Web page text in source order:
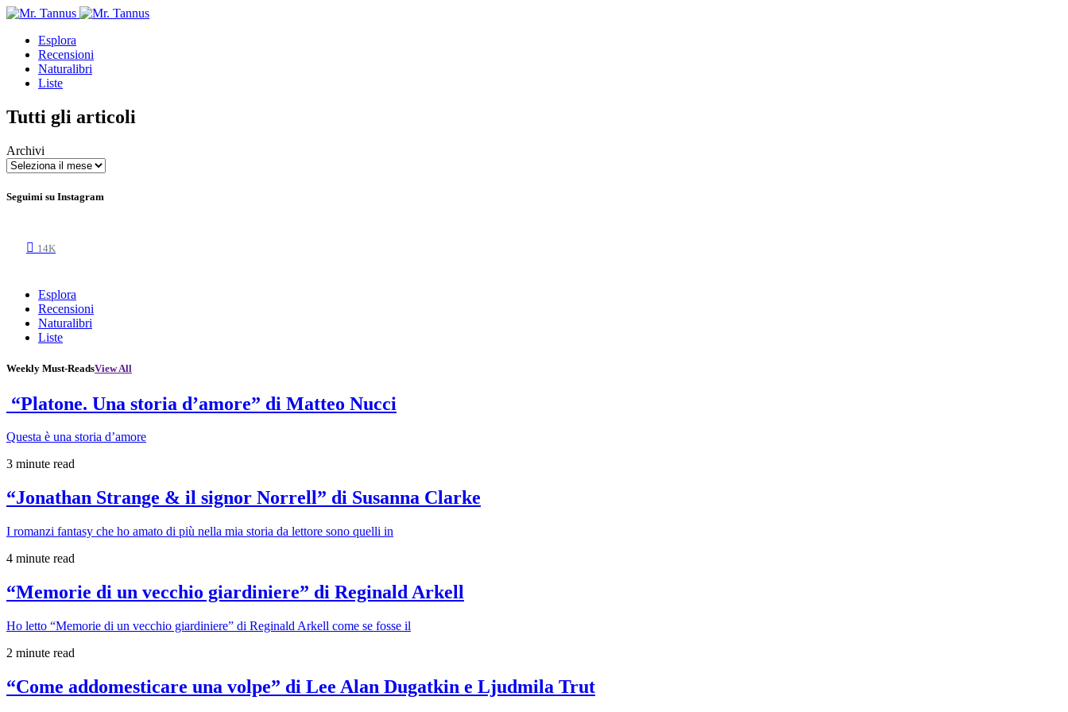
Esplora
Recensioni
Naturalibri
Liste
Tutti gli articoli
Archivi
Seguimi su Instagram
14K
Esplora
Recensioni
Naturalibri
Liste
Weekly Must-ReadsView All
“Platone. Una storia d’amore” di Matteo Nucci
Questa è una storia d’amore
3 minute read
“Jonathan Strange & il signor Norrell” di Susanna Clarke
I romanzi fantasy che ho amato di più nella mia storia da lettore sono quelli in
4 minute read
“Memorie di un vecchio giardiniere” di Reginald Arkell
Ho letto “Memorie di un vecchio giardiniere” di Reginald Arkell come se fosse il
2 minute read
“Come addomesticare una volpe” di Lee Alan Dugatkin e Ljudmila Trut